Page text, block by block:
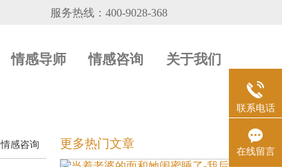
情感导师 情感咨询 关于我们
情感咨询 更多热门文章
联系电话
在线留言